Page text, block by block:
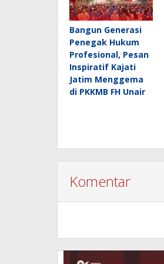
Bangun Generasi
Penegak Hukum
Profesional, Pesan
Inspiratif Kajati
Jatim Menggema
di PKKMB FH Unair
Komentar